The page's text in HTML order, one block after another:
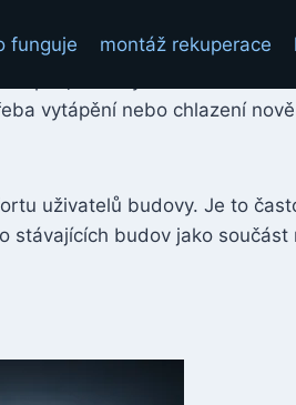
funguje montáž rekuperace
proudem vzduchu. Při
vytápění nebo chlazení
uživatelů budovy. Je to
stávajících budov jako součást